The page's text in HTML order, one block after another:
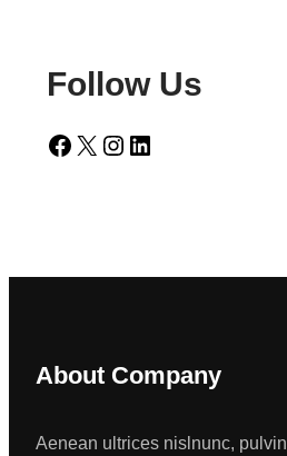
Follow Us
Facebook X Instagram LinkedIn
About Company
Aenean ultrices nislnunc,